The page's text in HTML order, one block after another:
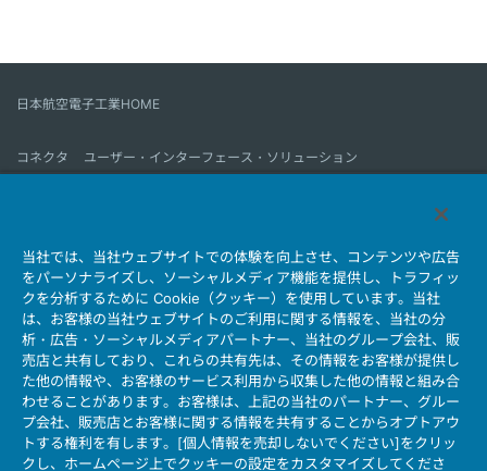
日本航空電子工業HOME
コネクタ
ユーザー・インターフェース・ソリューション
会社情報 サステナビリティ IR情報 採用情報
会社情報新着一覧
製品情報新着一覧
サイトマップ お問い合わせ
個人情報保護ポリシー
JAE Cookie Policy
ウェブアクセシビリティ方針
マイナンバー情報保護ポリシー
当社ウェブサイトのご利用について
ソーシャルメディア公式アカウント運用ポリシー
当社では、当社ウェブサイトでの体験を向上させ、コンテンツや広告
をパーソナライズし、ソーシャルメディア機能を提供し、トラフィッ
クを分析するために Cookie（クッキー）を使用しています。当社
は、お客様の当社ウェブサイトのご利用に関する情報を、当社の分
析・広告・ソーシャルメディアパートナー、当社のグループ会社、販
売店と共有しており、これらの共有先は、その情報をお客様が提供し
た他の情報や、お客様のサービス利用から収集した他の情報と組み合
わせることがあります。お客様は、上記の当社のパートナー、グルー
プ会社、販売店とお客様に関する情報を共有することからオプトアウ
トする権利を有します。[個人情報を売却しないでください]をクリッ
クし、ホームページ上でクッキーの設定をカスタマイズしてくださ